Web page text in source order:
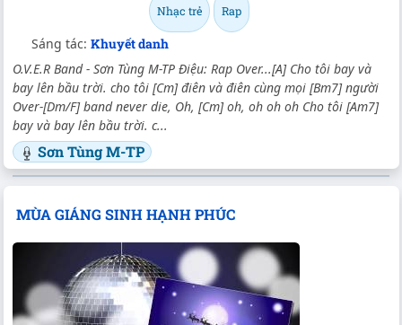
Nhạc trẻ Rap
Sáng tác: Khuyết danh
O.V.E.R Band - Sơn Tùng M-TP Điệu: Rap Over...[A] Cho tôi bay và
bay lên bầu trời. cho tôi [Cm] điên và điên cùng mọi [Bm7] người
Over-[Dm/F] band never die, Oh, [Cm] oh, oh oh oh Cho tôi [Am7]
bay và bay lên bầu trời. c...
Sơn Tùng M-TP
MÙA GIÁNG SINH HẠNH PHÚC